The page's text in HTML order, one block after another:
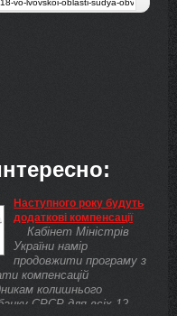
Наступного року будуть
додаткові компенсації
Кабінет Міністрів
України намір
продовжити програму з
компенсацій
колишнього
СРСР для всіх 12